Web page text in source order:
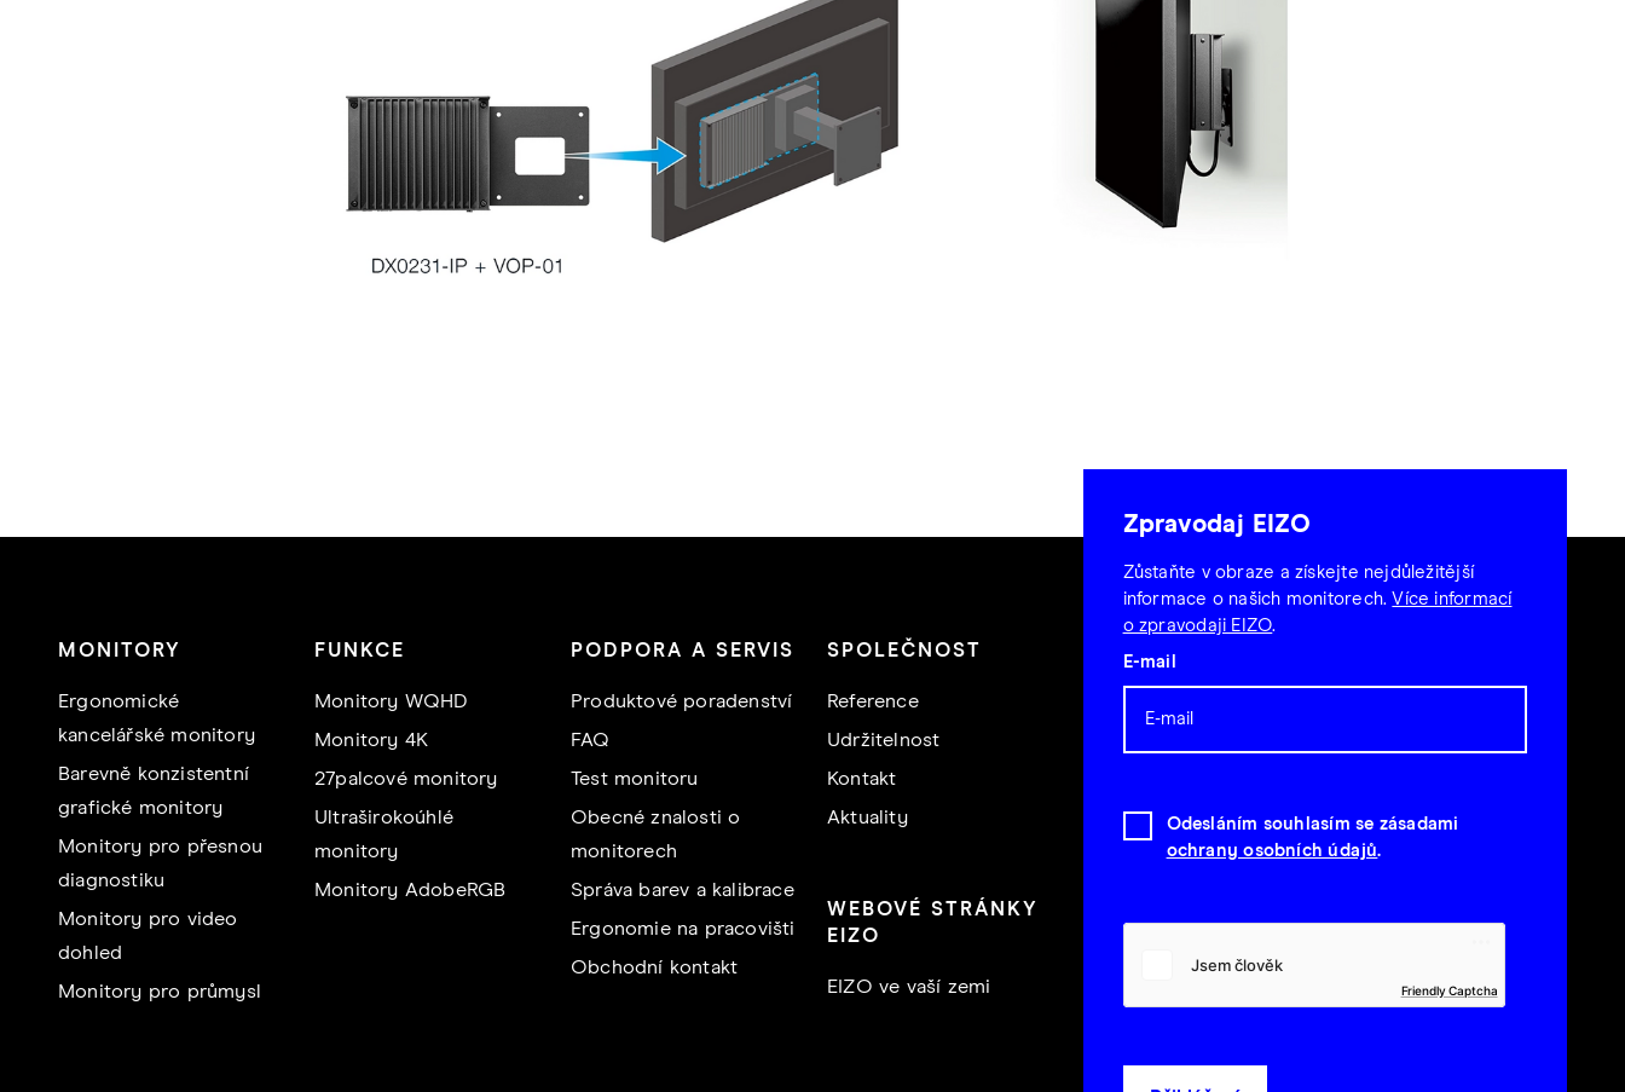
Zpravodaj EIZO
Zůstaňte v obraze a získejte nejdůležitější
informace o našich monitorech.Více informací
o zpravodaji EIZO.
E-mail
Odesláním souhlasím se zásadami
ochrany osobních údajů.
Friendly Captcha
MONITORY
Ergonomické
kancelářské monitory
Barevně konzistentní
grafické monitory
Monitory pro přesnou
diagnostiku
Monitory pro video
dohled
Monitory pro průmysl
FUNKCE
Monitory WQHD
Monitory 4K
27palcové monitory
Ultraširokoúhlé
monitory
Monitory AdobeRGB
PODPORA A SERVIS
Produktové poradenství
FAQ
Test monitoru
Obecné znalosti o
monitorech
Správa barev a kalibrace
Ergonomie na pracovišti
Obchodní kontakt
SPOLEČNOST
Reference
Udržitelnost
Kontakt
Aktuality
WEBOVÉ STRÁNKY
EIZO
EIZO ve vaší zemi